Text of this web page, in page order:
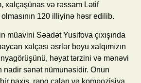
xalçaşünas və rəssam Lətif
120 illiyinə həsr edilib.
müavini Səadət Yusifova çıxışında
xalçası əsrlər boyu xalqımızın
həyat tərzini və mənəvi
nadir sənət nümunəsidir. Onun
naxış, rəng çaları və kompozisiya